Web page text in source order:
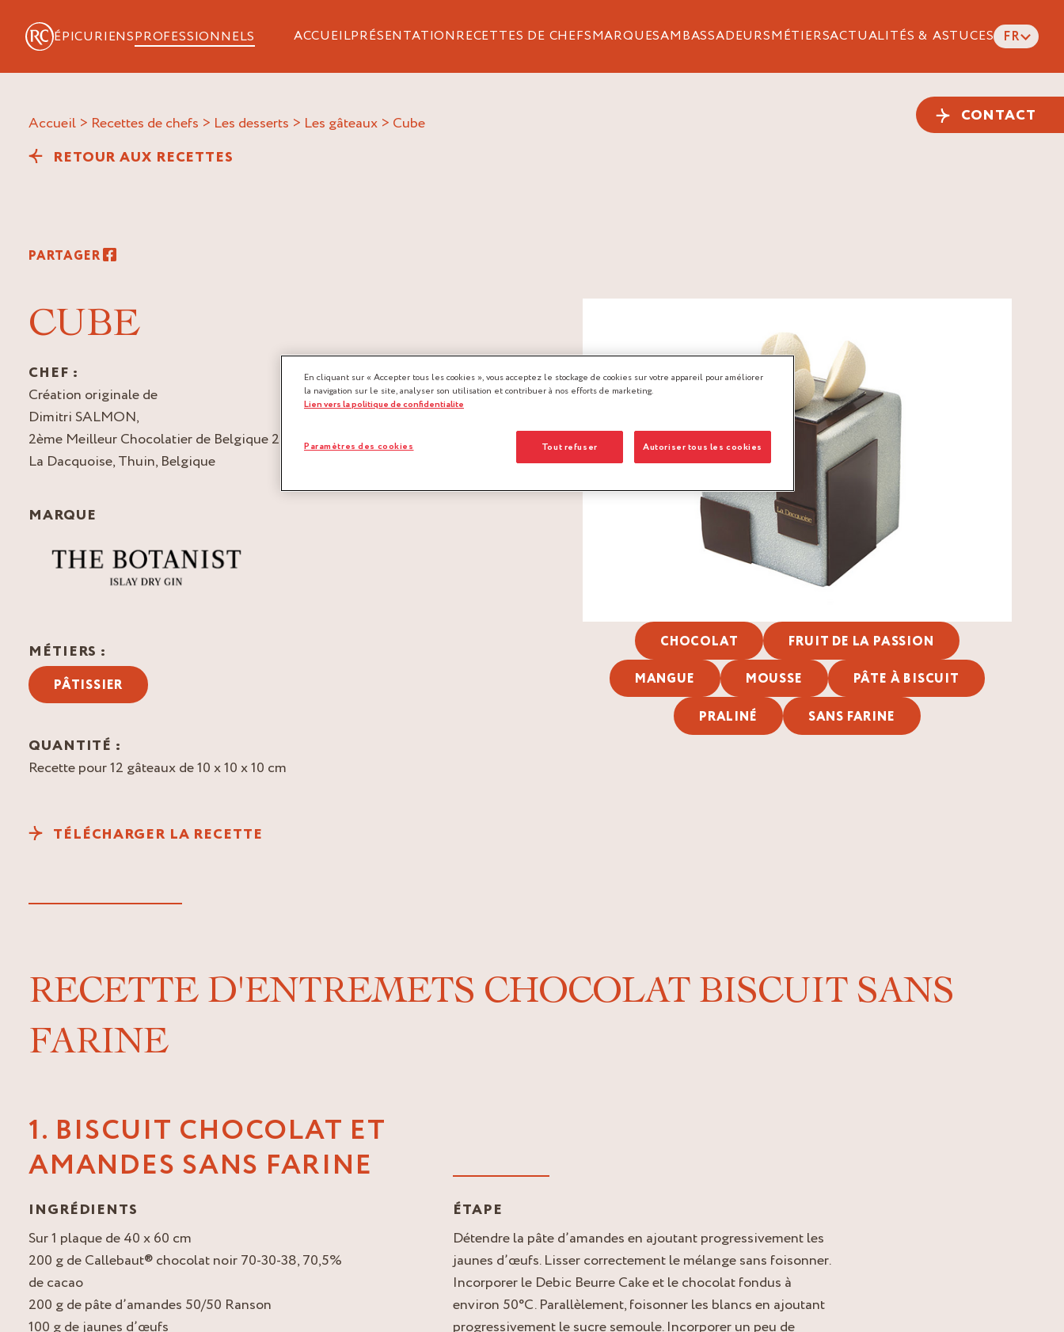
ÉPICURIENSPROFESSIONNELS ACCUEILPRÉSENTATIONRECETTES DE CHEFSMARQUESAMBASSADEURSMÉTIERSACTUALITÉS & ASTUCES FR
CONTACT
Accueil > Recettes de chefs > Les desserts > Les gâteaux > cube
RETOUR AUX RECETTES
PARTAGER
CUBE
CHEF :
Création originale de
Dimitri SALMON,
2ème Meilleur Chocolatier de Belgique 2009
La Dacquoise, Thuin, Belgique
MARQUE
MÉTIERS :
PÂTISSIER
QUANTITÉ :
Recette pour 12 gâteaux de 10 x 10 x 10 cm
TÉLÉCHARGER LA RECETTE
CHOCOLAT FRUIT DE LA PASSION
MANGUE MOUSSE PÂTE À BISCUIT
PRALINÉ SANS FARINE
RECETTE D'ENTREMETS CHOCOLAT BISCUIT SANS
FARINE
1. BISCUIT CHOCOLAT ET
AMANDES SANS FARINE
INGRÉDIENTS
Sur 1 plaque de 40 x 60 cm
200 g de Callebaut® chocolat noir 70-30-38, 70,5%
de cacao
200 g de pâte d’amandes 50/50 Ranson
100 g de jaunes d’œufs
ÉTAPE
Détendre la pâte d’amandes en ajoutant progressivement les
jaunes d’œufs. Lisser correctement le mélange sans foisonner.
Incorporer le Debic Beurre Cake et le chocolat fondus à
environ 50°C. Parallèlement, foisonner les blancs en ajoutant
progressivement le sucre semoule. Incorporer un peu de
En cliquant sur « Accepter tous les cookies », vous acceptez le stockage de cookies sur votre appareil pour améliorer
la navigation sur le site, analyser son utilisation et contribuer à nos efforts de marketing.
Lien vers la politique de confidentialite
Tout refuser Autoriser tous les cookies
Paramètres des cookies